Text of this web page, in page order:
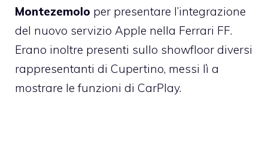
Montezemolo per presentare l’integrazione
del nuovo servizio Apple nella Ferrari FF.
Erano inoltre presenti sullo showfloor diversi
rappresentanti di Cupertino, messi lì a
mostrare le funzioni di CarPlay.